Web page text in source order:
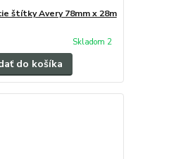
štítky Avery 78mm x 28m
Skladom 2
do košíka